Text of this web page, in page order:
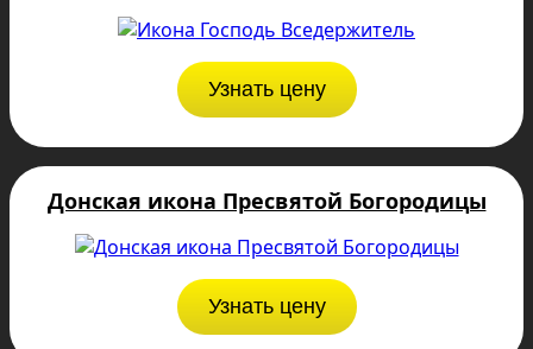
Узнать цену
Донская икона Пресвятой Богородицы
Узнать цену